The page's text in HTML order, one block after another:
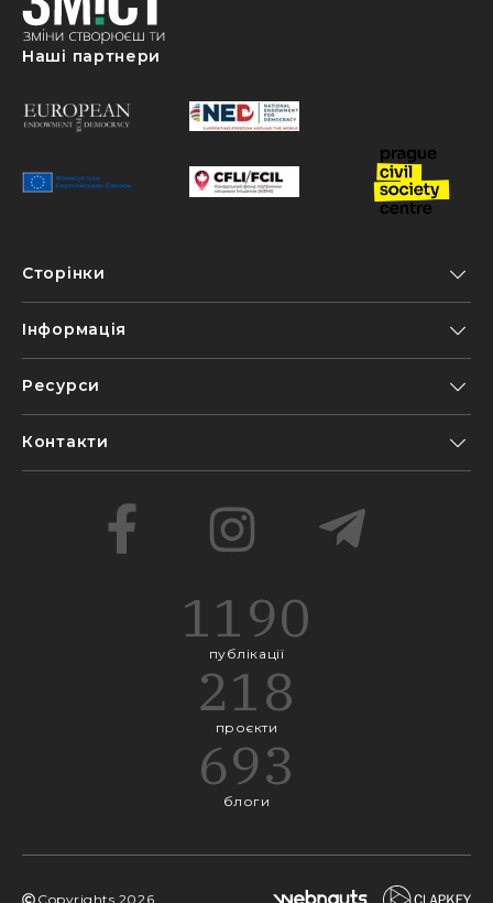
Наші партнери
Сторінки
Інформація
Ресурси
Контакти
1190
публікації
218
проєкти
693
блоги
Copyrights 2026